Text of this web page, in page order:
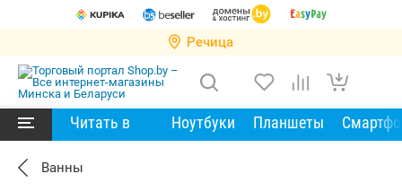
Речица
Читать в Ноутбуки Планшеты
Ванны